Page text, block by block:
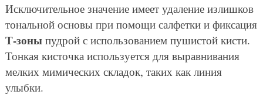
Исключительное значение имеет удаление излишков
тональной основы при помощи салфетки и фиксация
Т-зоныпудрой с использованием пушистой кисти.
Тонкая кисточка используется для выравнивания
мелких мимических складок, таких как линия
улыбки.